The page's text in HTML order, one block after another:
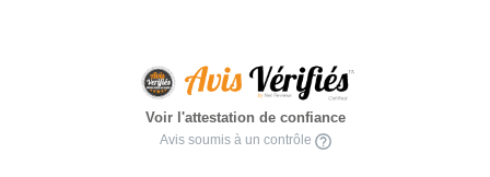
Voir l'attestation de confiance
Avis soumis à un contrôle